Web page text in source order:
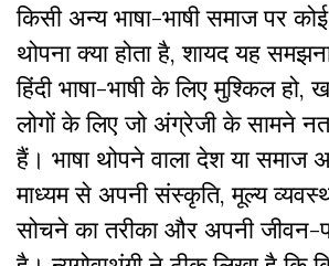
किसी अन्य भाषा-भाषी समाज पर
थोपना क्या होता है, शायद यह
हिंदी भाषा-भाषी के लिए मुश्किल
लोगों के लिए जो अंग्रेजी के सामने
हैं। भाषा थोपने वाला देश या समाज
माध्यम से अपनी संस्कृति, मूल्य
सोचने का तरीका और अपनी जीवन-